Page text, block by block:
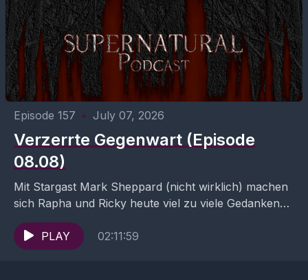
Episode 157 • July 07, 2026
Verzerrte Gegenwart (Episode
08.08)
Mit Stargast Mark Sheppard (nicht wirklich) machen
sich Rapha und Ricky heute viel zu viele Gedanken
über die möglichen Interpretationen der aktuellen
Folge. Sie...
PLAY 02:11:59